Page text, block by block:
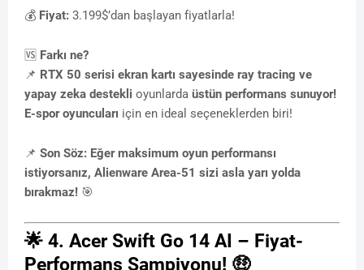
💰 Fiyat: 3.199$’dan başlayan fiyatlarla!
🆚 Farkı ne?
📌 RTX 50 serisi ekran kartı sayesinde ray tracing ve
yapay zeka destekli oyunlarda üstün performans sunuyor!
E-spor oyuncuları için en ideal seçeneklerden biri!
📌 Son Söz: Eğer maksimum oyun performansı
istiyorsanız, Alienware Area-51 sizi asla yarı yolda
bırakmaz! 🎯
🌟 4. Acer Swift Go 14 AI – Fiyat-
Performans Şampiyonu! 🤑